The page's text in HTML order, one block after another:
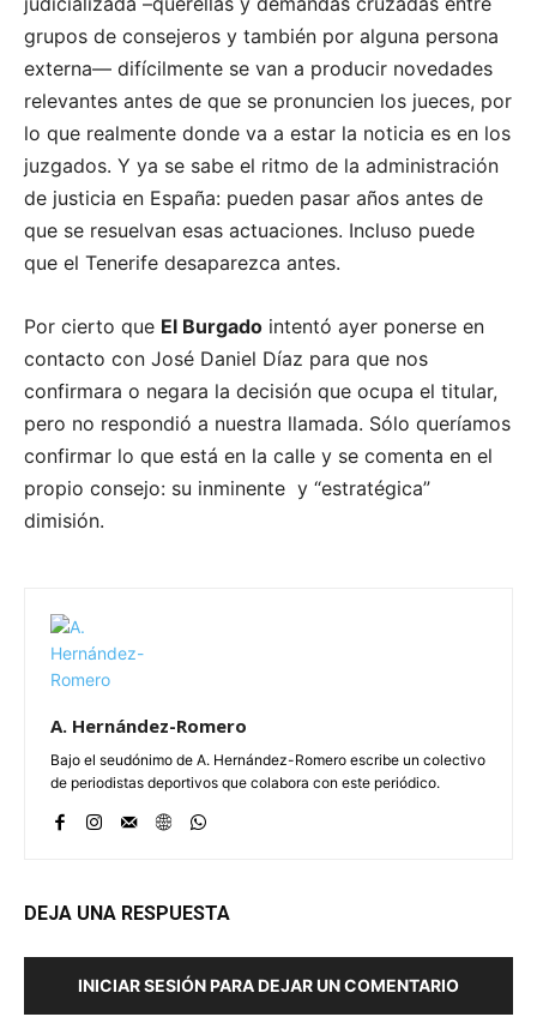
grupos de consejeros y también por alguna persona
externa— difícilmente se van a producir novedades
relevantes antes de que se pronuncien los jueces, por
lo que realmente donde va a estar la noticia es en los
juzgados. Y ya se sabe el ritmo de la administración
de justicia en España: pueden pasar años antes de
que se resuelvan esas actuaciones. Incluso puede
que el Tenerife desaparezca antes.
Por cierto que El Burgado intentó ayer ponerse en
contacto con José Daniel Díaz para que nos
confirmara o negara la decisión que ocupa el titular,
pero no respondió a nuestra llamada. Sólo queríamos
confirmar lo que está en la calle y se comenta en el
propio consejo: su inminente y “estratégica”
dimisión.
A. Hernández-Romero
Bajo el seudónimo de A. Hernández-Romero escribe un colectivo
de periodistas deportivos que colabora con este periódico.
DEJA UNA RESPUESTA
INICIAR SESIÓN PARA DEJAR UN COMENTARIO